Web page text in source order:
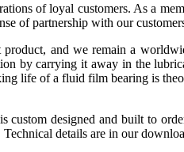
of loyal customers. As a
of partnership with our
and we remain a
by carrying it away in the
life of a fluid film bearing is
custom designed and built to
details are in our